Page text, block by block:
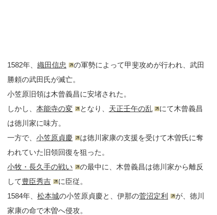
1582年、 織田信忠
の軍勢によって甲斐攻めが行われ、武田
勝頼の武田氏が滅亡。
小笠原旧領は木曾義昌に安堵された。
しかし、 本能寺の変 となり、 天正壬午の乱
にて木曾義昌
は徳川家に味方。
一方で、 小笠原貞慶
は徳川家康の支援を受けて木曽氏に奪
われていた旧領回復を狙った。
小牧・長久手の戦い
の最中に、木曾義昌は徳川家から離反
して豊臣秀吉
に臣従。
1584年、 松本城の小笠原貞慶と、伊那の菅沼定利
が、徳川
家康の命で木曽へ侵攻。